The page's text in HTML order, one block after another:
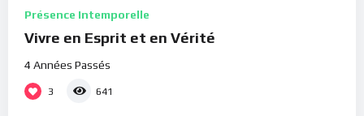
Présence Intemporelle
Vivre en Esprit et en Vérité
4 Années Passés
3 641